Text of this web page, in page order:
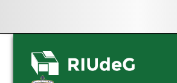
Skip
navigation